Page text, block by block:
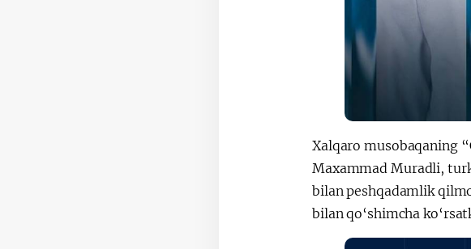
Xalqaro musobaqaning
Maxammad Muradli,
bilan peshqadamlik
bilan qo‘shimcha